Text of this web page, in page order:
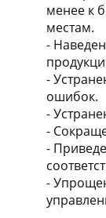
менее к
местам.
-
-
ошибок.
-
-
-
-